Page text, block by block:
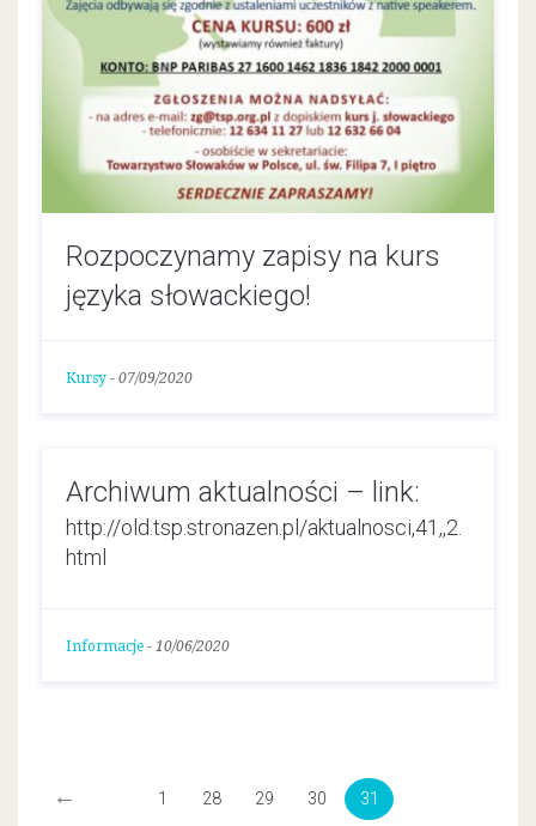
Rozpoczynamy zapisy na kurs
języka słowackiego!
Kursy - 07/09/2020
Archiwum aktualności – link:
http://old.tsp.stronazen.pl/aktualnosci,41,,2.
html
Informacje - 10/06/2020
← 1 28 29 30 31